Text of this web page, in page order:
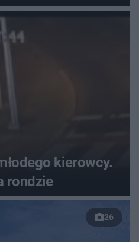
kierowcy.
rondzie
26